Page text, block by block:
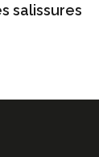
salissures